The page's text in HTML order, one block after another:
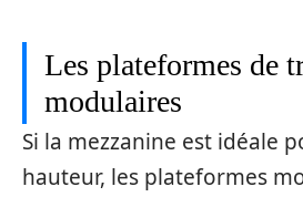
Les plateformes de
modulaires
Si la mezzanine est idéale
hauteur, les plateformes